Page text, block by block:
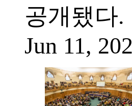
공개됐다.
Jun 11,